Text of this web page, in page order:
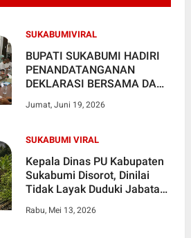
SUKABUMIVIRAL
BUPATI SUKABUMI HADIRI
PENANDATANGANAN
DEKLARASI BERSAMA DAN
PEMEGANG IUP
Jumat, Juni 19, 2026
SUKABUMI VIRAL
Kepala Dinas PU Kabupaten
Sukabumi Disorot, Dinilai
Tidak Layak Duduki Jabatan
Rabu, Mei 13, 2026